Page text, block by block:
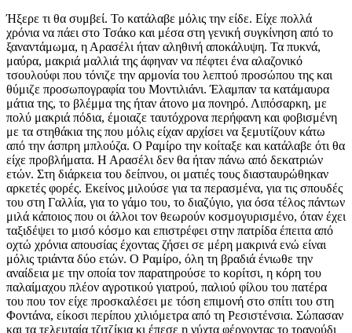
Ήξερε τι θα συμβεί. Το κατάλαβε μόλις την είδε. Είχε πολλά
χρόνια να πάει στο Τσάκο και μέσα στη γενική συγκίνηση από το
ξαναντάμωμα, η Αρασέλι ήταν αληθινή αποκάλυψη. Τα πυκνά,
μαύρα, μακριά μαλλιά της άφηναν να πέφτει ένα αλαζονικό
τσουλούφι που τόνιζε την αρμονία του λεπτού προσώπου της και
θύμιζε προσωπογραφία του Μοντιλιάνι. Έλαμπαν τα κατάμαυρα
μάτια της, το βλέμμα της ήταν άτονο μα πονηρό. Λιπόσαρκη, με
πολύ μακριά πόδια, έμοιαζε ταυτόχρονα περήφανη και φοβισμένη
με τα στηθάκια της που μόλις είχαν αρχίσει να ξεμυτίζουν κάτω
από την άσπρη μπλούζα. Ο Ραμίρο την κοίταξε και κατάλαβε ότι θα
είχε προβλήματα. Η Αρασέλι δεν θα ήταν πάνω από δεκατριών
ετών. Στη διάρκεια του δείπνου, οι ματιές τους διασταυρώθηκαν
αρκετές φορές. Εκείνος μιλούσε για τα περασμένα, για τις σπουδές
του στη Γαλλία, για το γάμο του, το διαζύγιο, για όσα τέλος πάντων
μιλά κάποιος που οι άλλοι τον θεωρούν κοσμογυρισμένο, όταν έχει
ταξιδέψει το μισό κόσμο και επιστρέφει στην πατρίδα έπειτα από
οχτώ χρόνια απουσίας έχοντας ζήσει σε μέρη μακρινά ενώ είναι
μόλις τριάντα δύο ετών. Ο Ραμίρο, όλη τη βραδιά ένιωθε την
αναίδεια με την οποία τον παρατηρούσε το κορίτσι, η κόρη του
παλαίμαχου πλέον αγροτικού γιατρού, παλιού φίλου του πατέρα
του που τον είχε προσκαλέσει με τόση επιμονή στο σπίτι του στη
Φοντάνα, είκοσι περίπου χιλιόμετρα από τη Ρεσιστένσια. Σώπασαν
και τα τελευταία τζιτζίκια κι έπεσε η νύχτα φέρνοντας το τραγούδι